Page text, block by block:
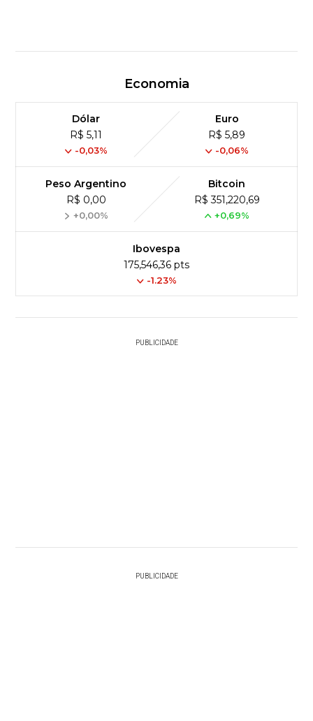
Economia
Dólar
R$ 5,11
-0,03%
Euro
R$ 5,89
-0,06%
Peso Argentino
R$ 0,00
+0,00%
Bitcoin
R$ 351,220,69
+0,69%
Ibovespa
175,546,36 pts
-1.23%
PUBLICIDADE
PUBLICIDADE